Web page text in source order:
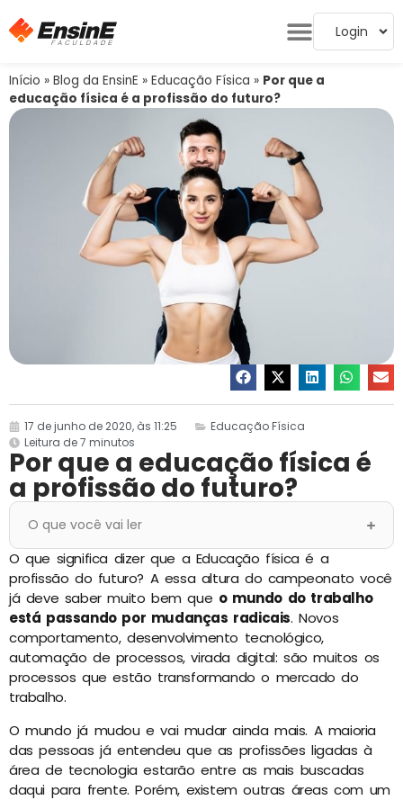
Login
Início » Blog da EnsinE » Educação Física » Por que a
educação física é a profissão do futuro?
17 de junho de 2020, às 11:25
Educação Física
Leitura de 7 minutos
Por que a educação física é
a profissão do futuro?
O que você vai ler
O que significa dizer que a Educação física é a
profissão do futuro? A essa altura do campeonato você
já deve saber muito bem que o mundo do trabalho
está passando por mudanças radicais. Novos
comportamento, desenvolvimento tecnológico,
automação de processos, virada digital: são muitos os
processos que estão transformando o mercado do
trabalho.
O mundo já mudou e vai mudar ainda mais. A maioria
das pessoas já entendeu que as profissões ligadas à
área de tecnologia estarão entre as mais buscadas
daqui para frente. Porém, existem outras áreas com um